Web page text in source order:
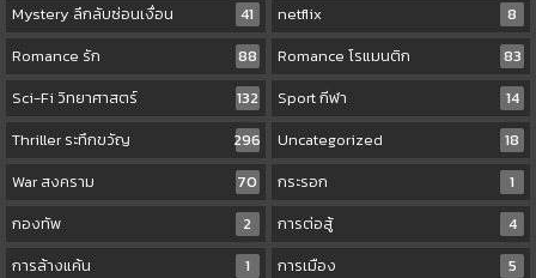
Mystery ลึกลับซ่อนเงื่อน
41 netflix
8
Romance รัก
88 Romance โรแมนติก
83
Sci-Fi วิทยาศาสตร์
132 Sport กีฬา
14
Thriller ระทึกขวัญ
296 Uncategorized
18
War สงคราม
70 กระรอก
1
กองทัพ
2 การต่อสู้
4
การล้างแค้น
1 การเมือง
5